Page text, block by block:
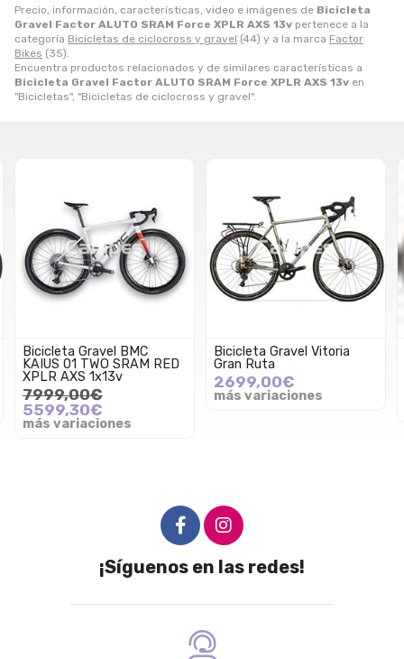
Precio, información, características, video e imágenes de Bicicleta
Gravel Factor ALUTO SRAM Force XPLR AXS 13v pertenece a la
categoría Bicicletas de ciclocross y gravel (44) y a la marca Factor
Bikes (35).
Encuentra productos relacionados y de similares características a
Bicicleta Gravel Factor ALUTO SRAM Force XPLR AXS 13v en
"Bicicletas", "Bicicletas de ciclocross y gravel".
Bicicleta Gravel BMC
KAIUS 01 TWO SRAM RED
XPLR AXS 1x13v
7999,00€
5599,30€
más variaciones
Bicicleta Gravel Vitoria
Gran Ruta
2699,00€
más variaciones
¡Síguenos en las redes!